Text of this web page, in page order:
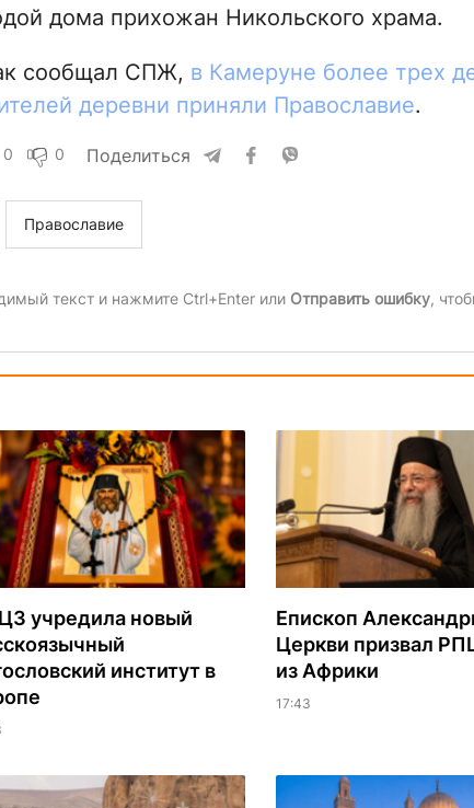
дома прихожан Никольского храма.
сообщал СПЖ, в Камеруне более трех
деревни приняли Православие.
0 0 Поделиться
Православие
текст и нажмите Ctrl+Enter или Отправить ошибку,
учредила новый
институт в
Епископ
Церкви призвал
из Африки
17:43